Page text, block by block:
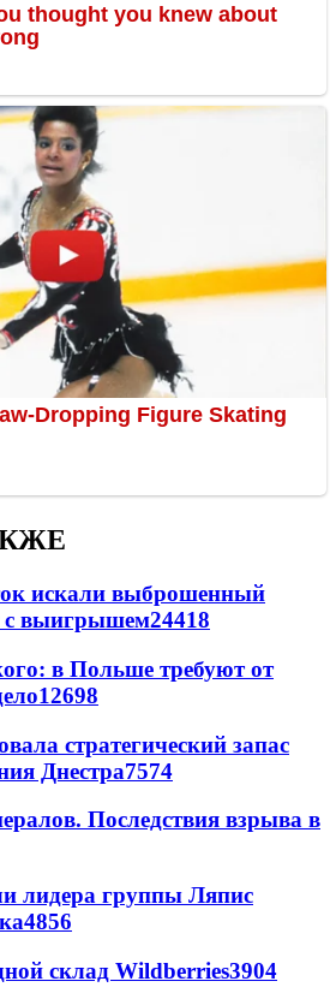
искали выброшенный
с выигрышем24418
в Польше требуют от
12698
стратегический запас
Днестра7574
Последствия взрыва в
лидера группы Ляпис
4856
склад Wildberries3904